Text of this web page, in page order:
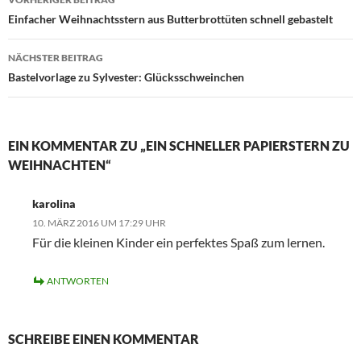
Einfacher Weihnachtsstern aus Butterbrottüten schnell gebastelt
NÄCHSTER BEITRAG
Bastelvorlage zu Sylvester: Glücksschweinchen
EIN KOMMENTAR ZU „EIN SCHNELLER PAPIERSTERN ZU
WEIHNACHTEN“
karolina
10. MÄRZ 2016 UM 17:29 UHR
Für die kleinen Kinder ein perfektes Spaß zum lernen.
ANTWORTEN
SCHREIBE EINEN KOMMENTAR